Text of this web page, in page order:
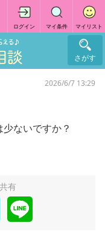
ログイン マイ条件 マイリスト
さがす
2026/6/7 13:29
ないですか？
有